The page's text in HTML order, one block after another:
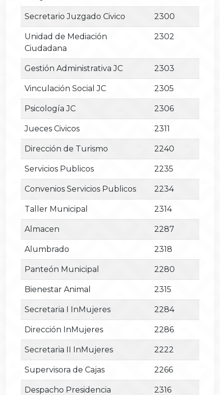
Secretario Juzgado Civico 2300
Unidad de Mediación
Ciudadana
2302
Gestión Administrativa JC 2303
Vinculación Social JC 2305
Psicología JC 2306
Jueces Civicos 2311
Dirección de Turismo 2240
Servicios Publicos 2235
Convenios Servicios Publicos 2234
Taller Municipal 2314
Almacen 2287
Alumbrado 2318
Panteón Municipal 2280
Bienestar Animal 2315
Secretaria I InMujeres 2284
Dirección InMujeres 2286
Secretaria II InMujeres 2222
Supervisora de Cajas 2266
Despacho Presidencia 2316